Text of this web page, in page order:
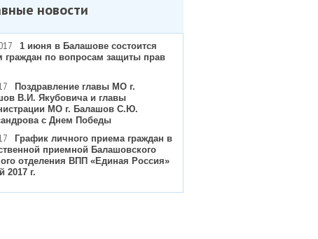
новости
1 июня в Балашове состоится
граждан по вопросам защиты прав
Поздравление главы МО г.
В.И. Якубовича и главы
МО г. Балашов С.Ю.
с Днем Победы
График личного приема граждан в
приемной Балашовского
отделения ВПП «Единая Россия»
2017 г.